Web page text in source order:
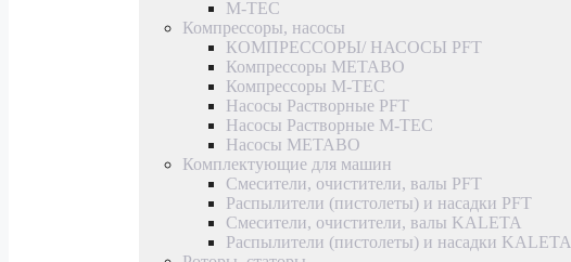
M-TEC
Компрессоры, насосы
КОМПРЕССОРЫ/ НАСОСЫ PFT
Компрессоры METABO
Компрессоры M-TEC
Насосы Растворные PFT
Насосы Растворные M-TEC
Насосы METABO
Комплектующие для машин
Смесители, очистители, валы PFT
Распылители (пистолеты) и насадки PFT
Смесители, очистители, валы KALETA
Распылители (пистолеты) и насадки KALETA